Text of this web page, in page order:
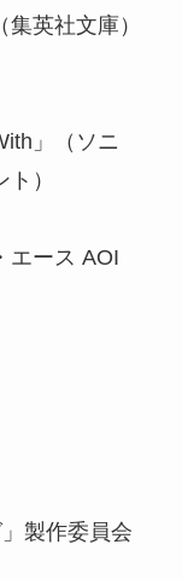
英社文庫）
」（ソニ
）
エース AOI
製作委員会